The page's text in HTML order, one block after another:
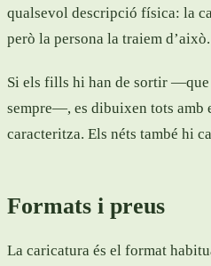
qualsevol descripció física: la
però la persona la traiem d’això.
Si els fills hi han de sortir —que
sempre—, es dibuixen tots amb
caracteritza. Els néts també hi
Formats i preus
La caricatura és el format